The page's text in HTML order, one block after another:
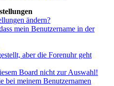
ändern?
mein Benutzername in der
aber die Forenuhr geht
Board nicht zur Auswahl!
bei meinem Benutzernamen